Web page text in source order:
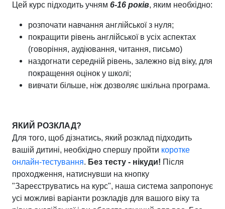
Цей курс підходить учням 6-16 років, яким необхідно:
розпочати навчання англійської з нуля;
покращити рівень англійської в усіх аспектах
(говоріння, аудіювання, читання, письмо)
наздогнати середній рівень, залежно від віку, для
покращення оцінок у школі;
вивчати більше, ніж дозволяє шкільна програма.
ЯКИЙ РОЗКЛАД?
Для того, щоб дізнатись, який розклад підходить
вашій дитині, необхідно спершу пройти коротке
онлайн-тестування. Без тесту - нікуди! Після
проходження, натиснувши на кнопку
"Зареєструватись на курс", наша система запропонує
усі можливі варіанти розкладів для вашого віку та